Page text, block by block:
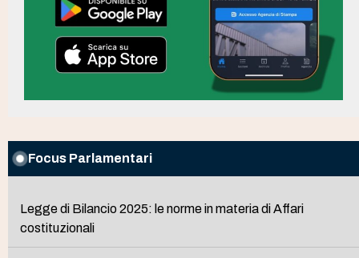
Focus Parlamentari
Legge di Bilancio 2025: le norme in materia di Affari
costituzionali